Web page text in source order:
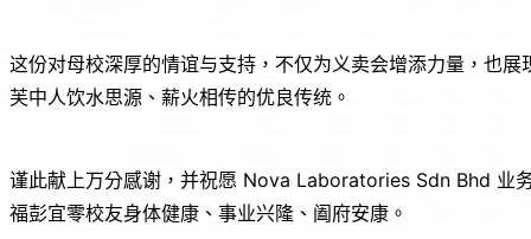
这份对母校深厚的情谊与支持，不仅为义卖会增添力量，也
芙中人饮水思源、薪火相传的优良传统。
谨此献上万分感谢，并祝愿 Nova Laboratories Sdn Bhd 业
福彭宜零校友身体健康、事业兴隆、阖府安康。